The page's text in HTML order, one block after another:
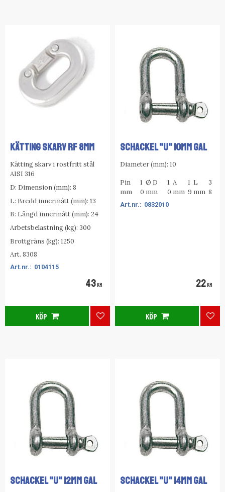
KÄTTING SKARV RF 8MM
Kätting skarv i rostfritt stål
AISI 316
D: Dimension (mm): 8
L: Bredd innermått (mm): 13
B: Längd innermått (mm): 24
Arbetsbelastning (kg): 300
Brottgräns (kg): 1250
Art. 8308
0104115
43 KR
Lägg till i favoriter
KÖP
SCHACKEL "U" 10MM GAL
Diameter (mm): 10
Pin
mm
1
0
Ø D
mm
1
0
A
mm
1
9
L
mm
3
8
0832010
22 KR
KÖP
SCHACKEL "U" 12MM GAL SCHACKEL "U" 14MM GAL